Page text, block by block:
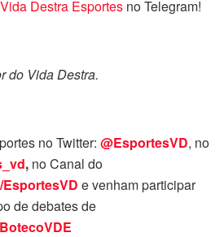
Destra Esportes no Telegram!
do Vida Destra.
no Twitter: @EsportesVD, no
, no Canal do
e venham participar
de debates de